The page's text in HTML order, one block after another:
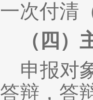
一次付清
（四）
申报对
答辩，答